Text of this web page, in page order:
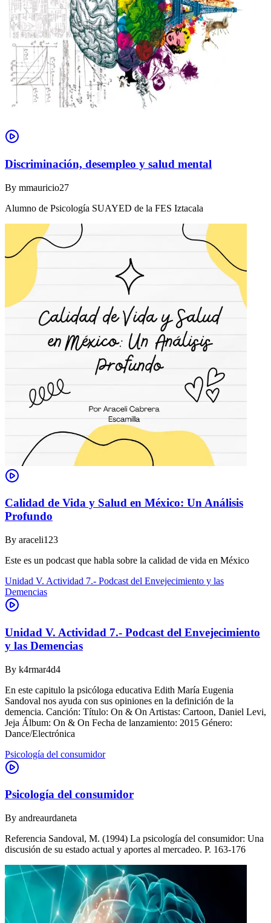
Discriminación, desempleo y salud mental
By mmauricio27
Alumno de Psicología SUAYED de la FES Iztacala
Calidad de Vida y Salud en México: Un Análisis
Profundo
By araceli123
Este es un podcast que habla sobre la calidad de vida en México
Unidad V. Actividad 7.- Podcast del Envejecimiento y las
Demencias
Unidad V. Actividad 7.- Podcast del Envejecimiento
y las Demencias
By k4rmar4d4
En este capitulo la psicóloga educativa Edith María Eugenia
Sandoval nos ayuda con sus opiniones en la definición de la
demencia. Canción: Título: On & On Artistas: Cartoon, Daniel Levi,
Jeja Álbum: On & On Fecha de lanzamiento: 2015 Género:
Dance/Electrónica
Psicología del consumidor
Psicología del consumidor
By andreaurdaneta
Referencia Sandoval, M. (1994) La psicología del consumidor: Una
discusión de su estado actual y aportes al mercadeo. P. 163-176